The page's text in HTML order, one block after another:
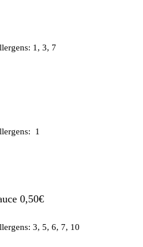
1, 3, 7
1
0,50€
3, 5, 6, 7, 10